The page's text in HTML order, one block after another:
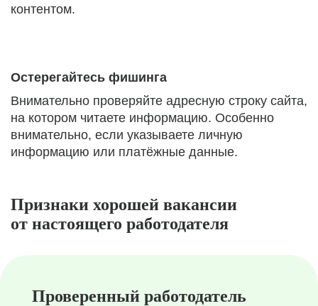
контентом.
Остерегайтесь фишинга
Внимательно проверяйте адресную строку сайта,
на котором читаете информацию. Особенно
внимательно, если указываете личную
информацию или платёжные данные.
Признаки хорошей вакансии
от настоящего работодателя
Проверенный работодатель